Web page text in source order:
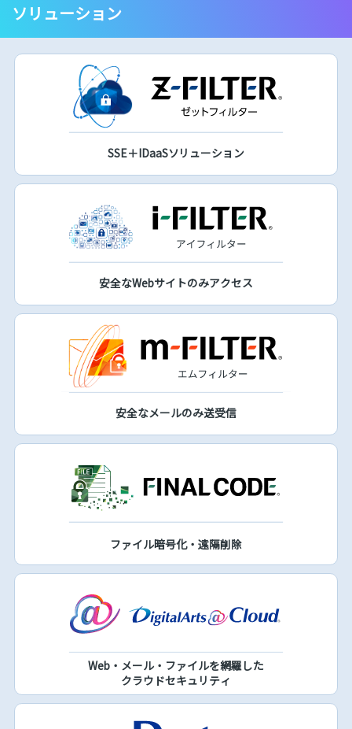
ソリューション
SSE＋IDaaSソリューション
安全なWebサイトのみアクセス
安全なメールのみ送受信
ファイル暗号化・遠隔削除
Web・メール・ファイルを網羅した
クラウドセキュリティ